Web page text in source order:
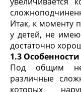
Итак, к моменту
у детей, не
достаточно
1.3
Под общим
различные
которых